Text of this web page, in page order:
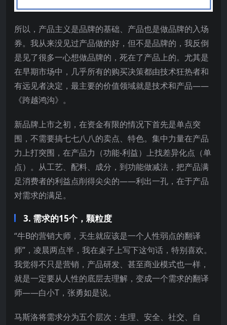
所以，产品主义是品牌的基础、产品也是做品牌的入场
券。我从来没见过产品做的好，但不是品牌的，我反倒
是见了很多一心想做品牌的，死在了产品上的。尤其是
在早期市场中，几乎所有的购买决策都由技术狂热者和
有远见者决定，最主要的价值领域就是技术和产品——
《跨越鸿沟》。
新品牌上市之初，在资金有限的情况下首先是单点突
围，不需要搞七七八八的卖点、特色。集中力量在产品
力上打突围，在产品力（功能-利益）上找差异化点（单
点）。从工艺、配料、成分，到功能做减法，把产品满
足消费者的利益点削得尖尖的——利出一孔，在于产品
对需求的满足。
3. 需求的15个，颗粒度
“牛B的营销大师，天生就应该是一个人性弱点的翻译
师”，凌晨两点半，我在桌子上写下这句话，特别喜欢。
我觉得不只是营销，产品研发、甚至商业模式也一样，
就是一定要从人性的底层去理解，变成一个需求的翻译
师——白小T，张勇如是说。
马斯洛将需求分为五个层次：生理、安全、社交、自